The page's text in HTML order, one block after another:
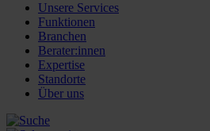
Unsere Services
Funktionen
Branchen
Berater:innen
Expertise
Standorte
Über uns